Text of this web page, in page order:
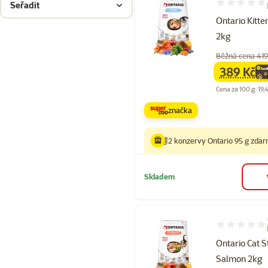
Seřadit
Ontario
2kg
Hodnocení
Běžná cena
family
389 Kč
Cena za 100 g:
značka
2 konzervy Ontario 95 g
Skladem
Ontario Cat
Salmon 2kg
Hodnocení